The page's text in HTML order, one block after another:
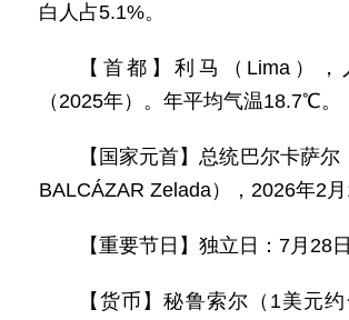
白人占5.1%。
【首都】利马（Lima），
（2025年）。年平均气温18.7℃。
【国家元首】总统巴尔卡萨
BALCÁZAR Zelada），2026年2月
【重要节日】独立日：7月28日
【货币】秘鲁索尔（1美元